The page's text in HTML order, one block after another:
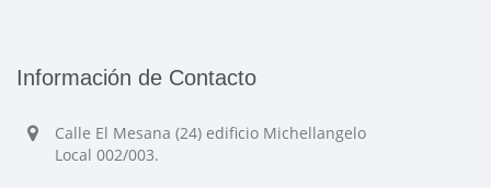
Información de Contacto
Calle El Mesana (24) edificio Michellangelo
Local 002/003.